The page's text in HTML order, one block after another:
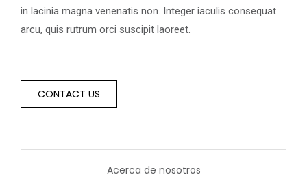
Acerca de nosotros
in lacinia magna venenatis non. Integer iaculis consequat
arcu, quis rutrum orci suscipit laoreet.
CONTACT US